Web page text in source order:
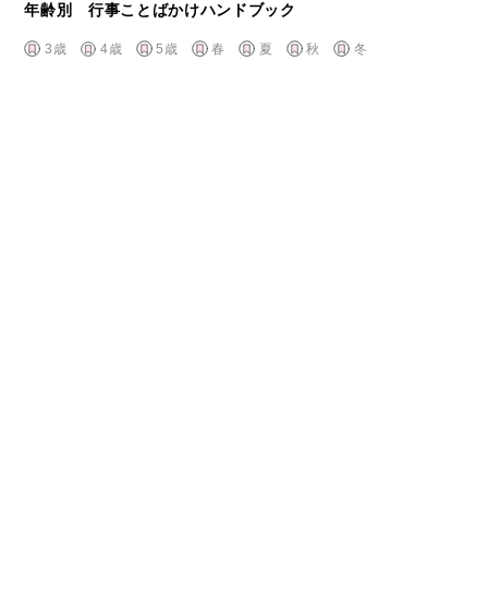
年齢別 行事ことばかけハンドブック
3歳 4歳 5歳 春 夏 秋 冬